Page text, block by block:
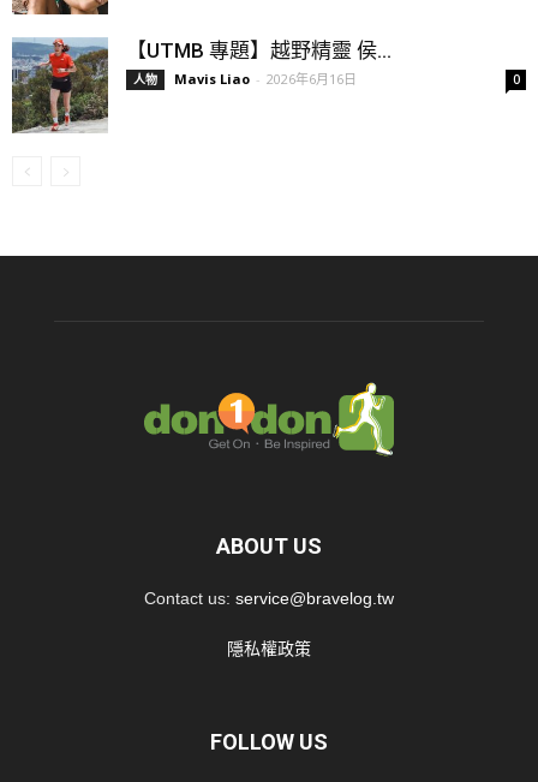
【UTMB 專題】越野精靈 侯...
人物 Mavis Liao - 2026年6月16日 0
ABOUT US
Contact us: service@bravelog.tw
隱私權政策
FOLLOW US